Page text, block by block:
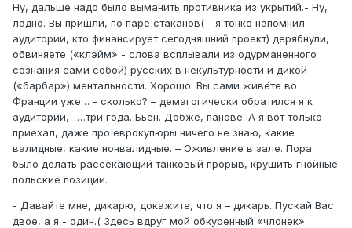
Ну, дальше надо было выманить противника из укрытий.- Ну,
ладно. Вы пришли, по паре стаканов( - я тонко напомнил
аудитории, кто финансирует сегодняшний проект) дерябнули,
обвиняете («клэйм» - слова всплывали из одурманенного
сознания сами собой) русских в некультурности и дикой
(«барбар») ментальности. Хорошо. Вы сами живёте во
Франции уже… - сколько? – демагогически обратился я к
аудитории, -…три года. Бьен. Добже, панове. А я вот только
приехал, даже про еврокупюры ничего не знаю, какие
валидные, какие нонвалидные. – Оживление в зале. Пора
было делать рассекающий танковый прорыв, крушить гнойные
польские позиции.
- Давайте мне, дикарю, докажите, что я – дикарь. Пускай Вас
двое, а я - один.( Здесь вдруг мой обкуренный «члонек»